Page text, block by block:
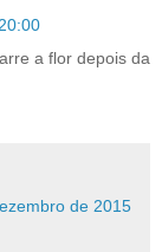
a flor depois da
de 2015